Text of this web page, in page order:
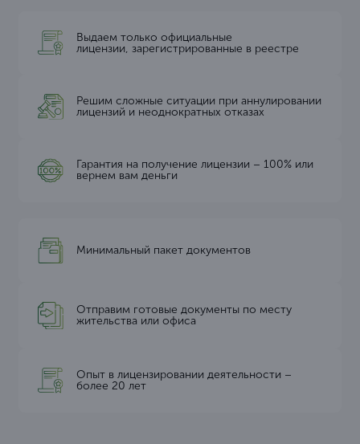
Выдаем только официальные
лицензии, зарегистрированные в реестре
Решим сложные ситуации при аннулировании
лицензий и неоднократных отказах
Гарантия на получение лицензии – 100% или
вернем вам деньги
Минимальный пакет документов
Отправим готовые документы по месту
жительства или офиса
Опыт в лицензировании деятельности –
более 20 лет